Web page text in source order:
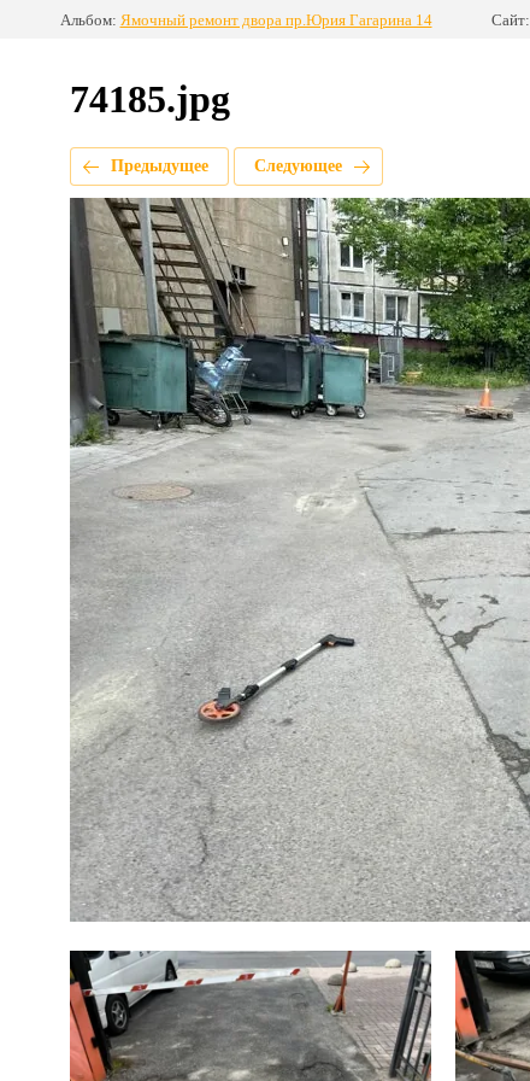
Альбом: Ямочный ремонт двора пр.Юрия Гагарина 14 Сайт:
74185.jpg
Предыдущее Следующее